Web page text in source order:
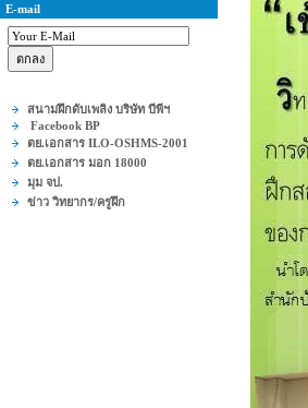
E-mail
สนามฝึกดับเพลิง บริษัท บีพีฯ
Facebook BP
ตย.เอกสาร ILO-OSHMS-2001
ตย.เอกสาร มอก 18000
มุม จป.
ข่าว วิทยากร/ครูฝึก